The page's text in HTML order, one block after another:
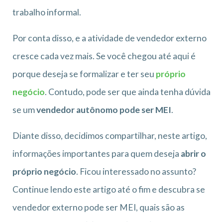
trabalho informal.
Por conta disso, e a atividade de vendedor externo
cresce cada vez mais. Se você chegou até aqui é
porque deseja se formalizar e ter seu próprio
negócio. Contudo, pode ser que ainda tenha dúvida
se umvendedor autônomo pode ser MEI.
Diante disso, decidimos compartilhar, neste artigo,
informações importantes para quem deseja abrir o
próprio negócio. Ficou interessado no assunto?
Continue lendo este artigo até o fim e descubra se
vendedor externo pode ser MEI, quais são as